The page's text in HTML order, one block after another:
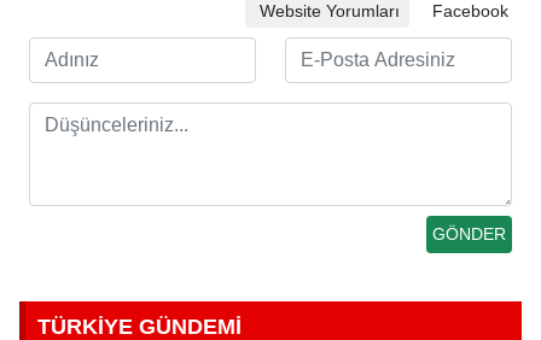
Website Yorumları Facebook
TÜRKİYE GÜNDEMİ